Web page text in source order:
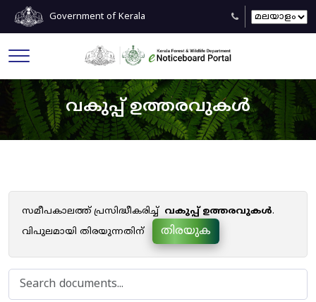
Government of Kerala
വകുപ്പ് ഉത്തരവുകൾ
സമീപകാലത്ത് പ്രസിദ്ധീകരിച്ച് വകുപ്പ് ഉത്തരവുകൾ.
വിപുലമായി തിരയുന്നതിന്
തിരയുക